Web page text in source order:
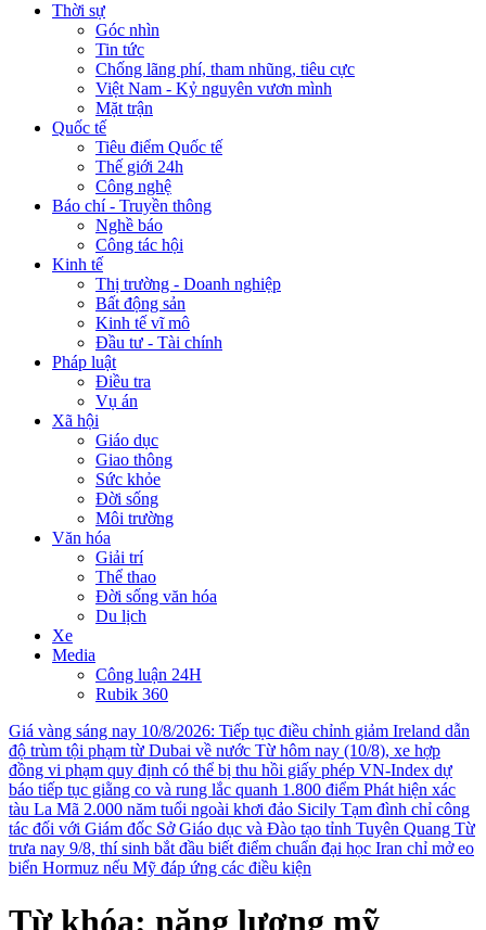
Thời sự
Góc nhìn
Tin tức
Chống lãng phí, tham nhũng, tiêu cực
Việt Nam - Kỷ nguyên vươn mình
Mặt trận
Quốc tế
Tiêu điểm Quốc tế
Thế giới 24h
Công nghệ
Báo chí - Truyền thông
Nghề báo
Công tác hội
Kinh tế
Thị trường - Doanh nghiệp
Bất động sản
Kinh tế vĩ mô
Đầu tư - Tài chính
Pháp luật
Điều tra
Vụ án
Xã hội
Giáo dục
Giao thông
Sức khỏe
Đời sống
Môi trường
Văn hóa
Giải trí
Thể thao
Đời sống văn hóa
Du lịch
Xe
Media
Công luận 24H
Rubik 360
Giá vàng sáng nay 10/8/2026: Tiếp tục điều chỉnh giảm Ireland dẫn
độ trùm tội phạm từ Dubai về nước Từ hôm nay (10/8), xe hợp
đồng vi phạm quy định có thể bị thu hồi giấy phép VN-Index dự
báo tiếp tục giằng co và rung lắc quanh 1.800 điểm Phát hiện xác
tàu La Mã 2.000 năm tuổi ngoài khơi đảo Sicily Tạm đình chỉ công
tác đối với Giám đốc Sở Giáo dục và Đào tạo tỉnh Tuyên Quang Từ
trưa nay 9/8, thí sinh bắt đầu biết điểm chuẩn đại học Iran chỉ mở eo
biển Hormuz nếu Mỹ đáp ứng các điều kiện
Từ khóa: năng lượng mỹ